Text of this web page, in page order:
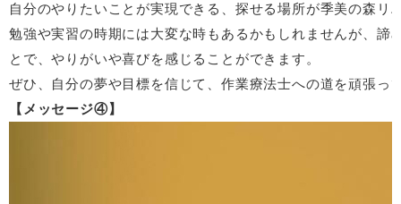
自分のやりたいことが実現できる、探せる場所が季美の森
勉強や実習の時期には大変な時もあるかもしれませんが、
とで、やりがいや喜びを感じることができます。
ぜひ、自分の夢や目標を信じて、作業療法士への道を頑張っ
メッセージ④